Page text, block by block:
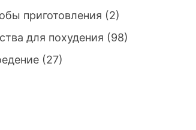
приготовления (2)
для похудения (98)
(27)